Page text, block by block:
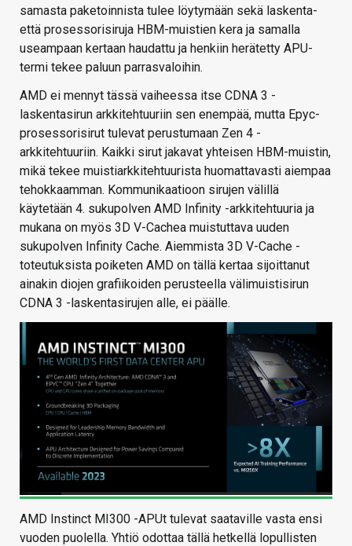
samasta paketoinnista tulee löytymään sekä laskenta-
että prosessorisiruja HBM-muistien kera ja samalla
useampaan kertaan haudattu ja henkiin herätetty APU-
termi tekee paluun parrasvaloihin.
AMD ei mennyt tässä vaiheessa itse CDNA 3 -
laskentasirun arkkitehtuuriin sen enempää, mutta Epyc-
prosessorisirut tulevat perustumaan Zen 4 -
arkkitehtuuriin. Kaikki sirut jakavat yhteisen HBM-muistin,
mikä tekee muistiarkkitehtuurista huomattavasti aiempaa
tehokkaamman. Kommunikaatioon sirujen välillä
käytetään 4. sukupolven AMD Infinity -arkkitehtuuria ja
mukana on myös 3D V-Cachea muistuttava uuden
sukupolven Infinity Cache. Aiemmista 3D V-Cache -
toteutuksista poiketen AMD on tällä kertaa sijoittanut
ainakin diojen grafiikoiden perusteella välimuistisirun
CDNA 3 -laskentasirujen alle, ei päälle.
AMD Instinct MI300 -APUt tulevat saataville vasta ensi
vuoden puolella. Yhtiö odottaa tällä hetkellä lopullisten